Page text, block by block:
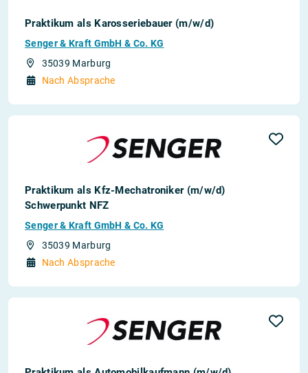
Praktikum als Karosseriebauer (m/w/d)
Senger & Kraft GmbH & Co. KG
35039 Marburg
Nach Absprache
Praktikum als Kfz-Mechatroniker (m/w/d)
Schwerpunkt NFZ
Senger & Kraft GmbH & Co. KG
35039 Marburg
Nach Absprache